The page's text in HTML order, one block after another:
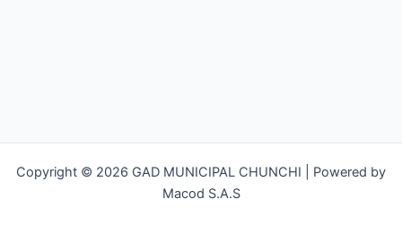
Copyright © 2026 GAD MUNICIPAL CHUNCHI | Powered by
Macod S.A.S